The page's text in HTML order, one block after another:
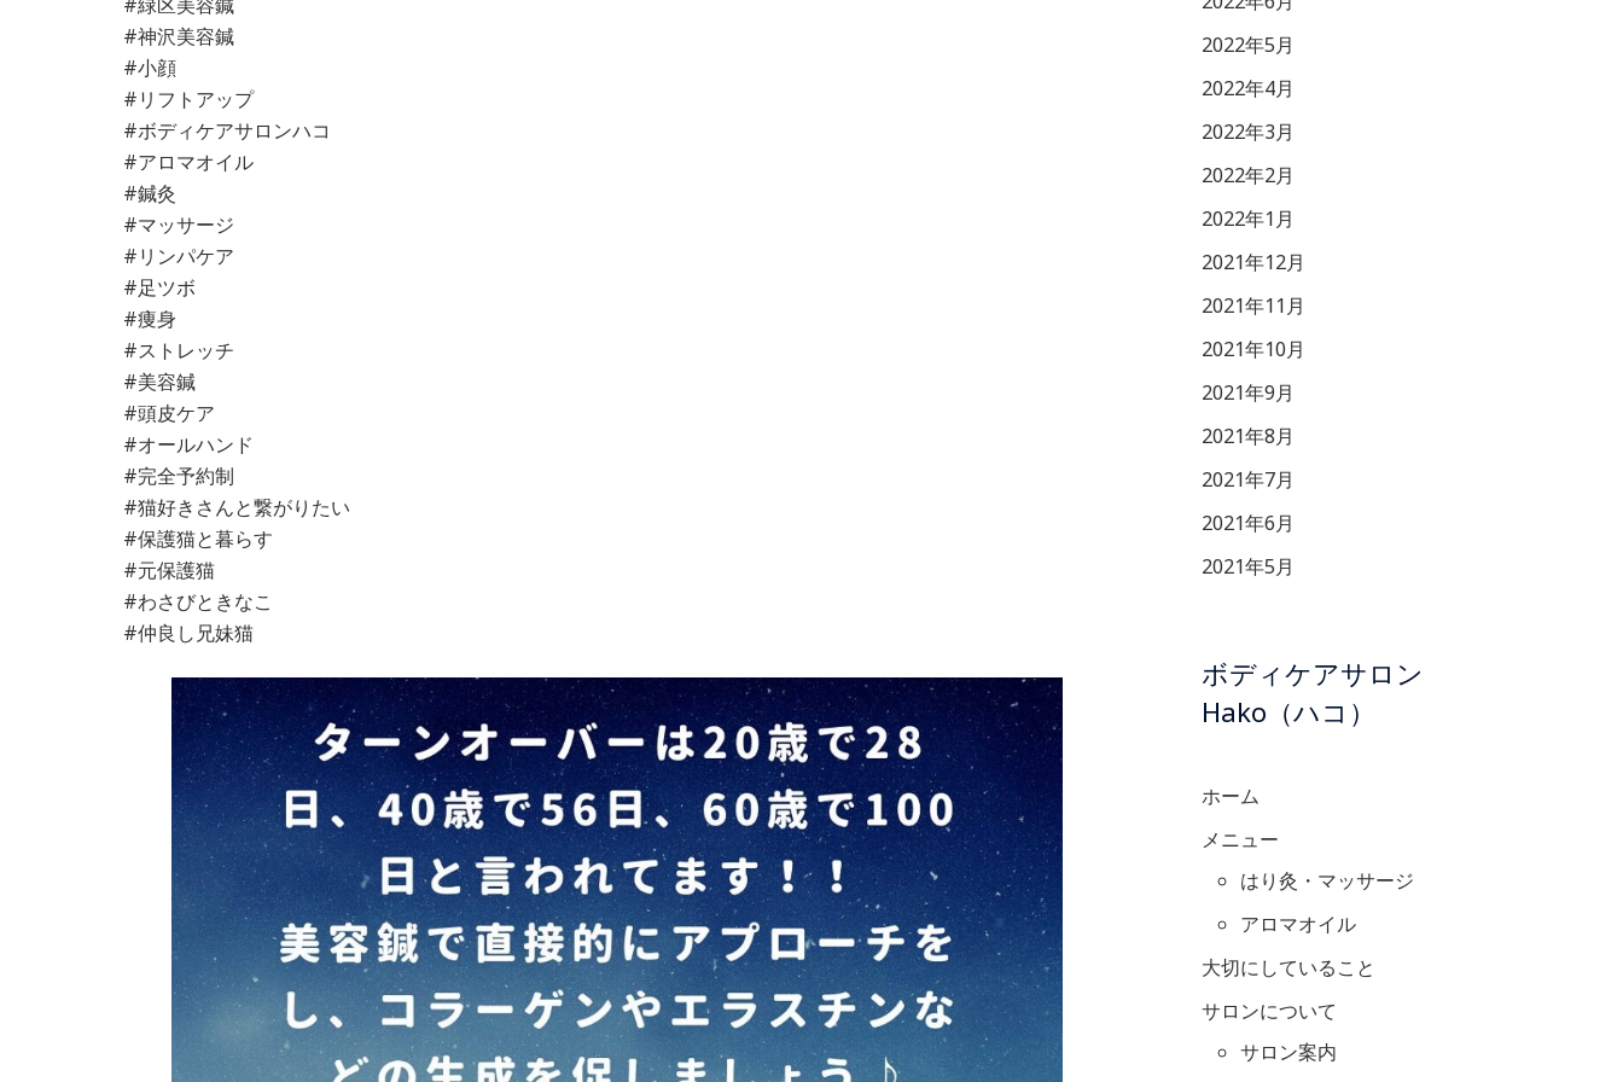
#緑区美容鍼
#神沢美容鍼
#小顔
#リフトアップ
#ボディケアサロンハコ
#アロマオイル
#鍼灸
#マッサージ
#リンパケア
#足ツボ
#痩身
#ストレッチ
#美容鍼
#頭皮ケア
#オールハンド
#完全予約制
#猫好きさんと繋がりたい
#保護猫と暮らす
#元保護猫
#わさびときなこ
#仲良し兄妹猫
2022年5月
2022年4月
2022年3月
2022年2月
2022年1月
2021年12月
2021年11月
2021年10月
2021年9月
2021年8月
2021年7月
2021年6月
2021年5月
ボディケアサロン
Hako（ハコ）
ホーム
メニュー
はり灸・マッサージ
アロマオイル
大切にしていること
サロンについて
サロン案内